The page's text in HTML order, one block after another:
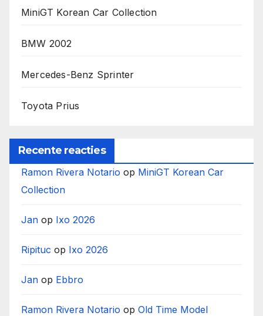
MiniGT Korean Car Collection
BMW 2002
Mercedes-Benz Sprinter
Toyota Prius
Recente reacties
Ramon Rivera Notario op MiniGT Korean Car
Collection
Jan op Ixo 2026
Ripituc op Ixo 2026
Jan op Ebbro
Ramon Rivera Notario op Old Time Model